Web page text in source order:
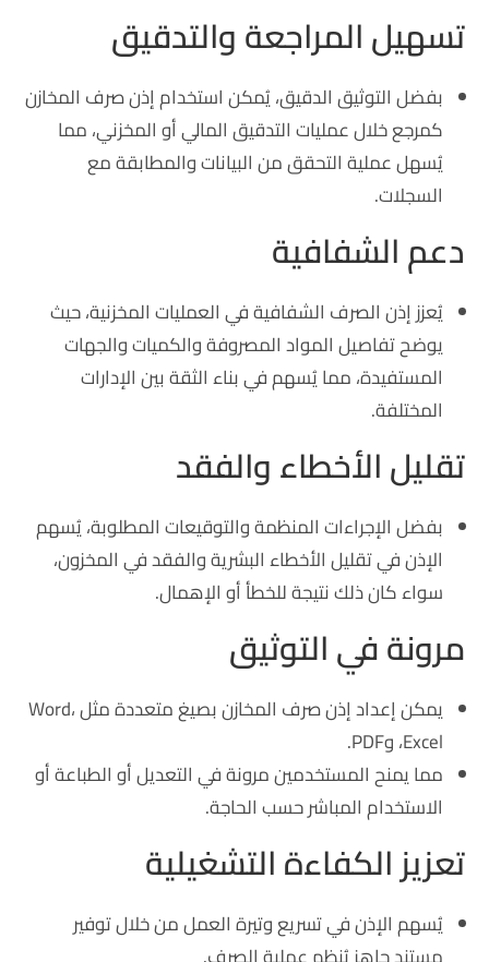
تسهيل المراجعة والتدقيق
بفضل التوثيق الدقيق، يُمكن استخدام إذن صرف المخازن
كمرجع خلال عمليات التدقيق المالي أو المخزني، مما
يُسهل عملية التحقق من البيانات والمطابقة مع
السجلات.
دعم الشفافية
يُعزز إذن الصرف الشفافية في العمليات المخزنية، حيث
يوضح تفاصيل المواد المصروفة والكميات والجهات
المستفيدة، مما يُسهم في بناء الثقة بين الإدارات
المختلفة.
تقليل الأخطاء والفقد
بفضل الإجراءات المنظمة والتوقيعات المطلوبة، يُسهم
الإذن في تقليل الأخطاء البشرية والفقد في المخزون،
سواء كان ذلك نتيجة للخطأ أو الإهمال.
مرونة في التوثيق
يمكن إعداد إذن صرف المخازن بصيغ متعددة مثل Word،
Excel، وPDF.
مما يمنح المستخدمين مرونة في التعديل أو الطباعة أو
الاستخدام المباشر حسب الحاجة.
تعزيز الكفاءة التشغيلية
يُسهم الإذن في تسريع وتيرة العمل من خلال توفير